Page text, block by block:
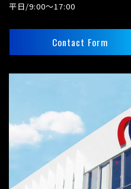
平日/9:00～17:00
Contact Form